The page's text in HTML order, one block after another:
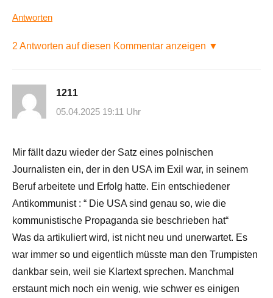
Antworten
2 Antworten auf diesen Kommentar anzeigen ▼
1211
05.04.2025 19:11 Uhr
Mir fällt dazu wieder der Satz eines polnischen
Journalisten ein, der in den USA im Exil war, in seinem
Beruf arbeitete und Erfolg hatte. Ein entschiedener
Antikommunist : “ Die USA sind genau so, wie die
kommunistische Propaganda sie beschrieben hat“
Was da artikuliert wird, ist nicht neu und unerwartet. Es
war immer so und eigentlich müsste man den Trumpisten
dankbar sein, weil sie Klartext sprechen. Manchmal
erstaunt mich noch ein wenig, wie schwer es einigen